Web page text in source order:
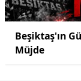
Beşiktaş'ın
Müjde